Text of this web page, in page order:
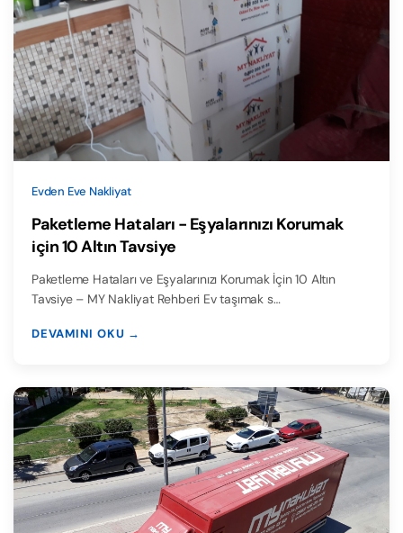
Evden Eve Nakliyat
Paketleme Hataları - Eşyalarınızı Korumak
için 10 Altın Tavsiye
Paketleme Hataları ve Eşyalarınızı Korumak İçin 10 Altın
Tavsiye – MY Nakliyat Rehberi Ev taşımak s…
DEVAMINI OKU →